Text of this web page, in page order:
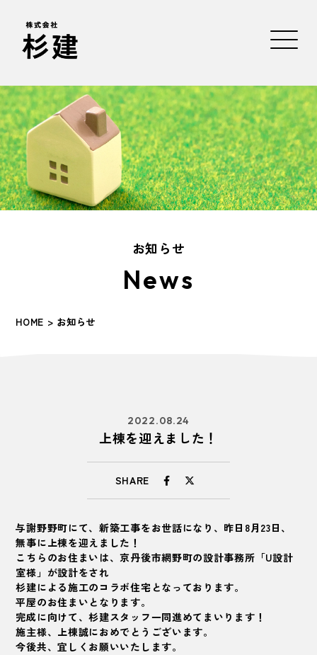
お知らせ
News
HOME > お知らせ
2022.08.24
上棟を迎えました！
SHARE
与謝野野町にて、新築工事をお世話になり、昨日8月23日、
無事に上棟を迎えました！
こちらのお住まいは、京丹後市網野町の設計事務所「U設計
室様」が設計をされ
杉建による施工のコラボ住宅となっております。
平屋のお住まいとなります。
完成に向けて、杉建スタッフ一同進めてまいります！
施主様、上棟誠におめでとうございます。
今後共、宜しくお願いいたします。